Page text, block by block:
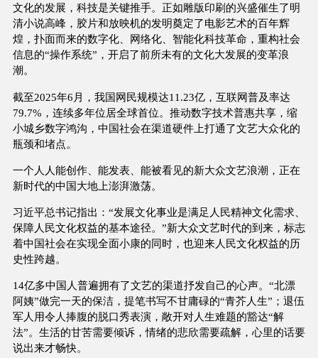
文化的发展，科技是关键推手。正如雕版印刷的兴盛催生了明
清小说高峰，胶片和放映机的发明奠定了电影艺术的百年辉
煌，扑面而来的数字化、网络化、智能化科技革命，重构社会
信息的“操作系统”，开启了前所未有的文化大发展的变革浪
潮。
截至2025年6月，我国网民规模达11.23亿，互联网普及率达
79.7%，连续多年位居全球首位。推动数字技术普惠共享，缩
小城乡数字鸿沟，中国社会在渠道硬件上打通了文艺大众化的
瓶颈和堵点。
一个人人能创作、能发表、能被看见的新大众文艺浪潮，正在
新时代的中国大地上澎湃激荡。
习近平总书记指出：“发展文化事业是满足人民精神文化需求、
保障人民文化权益的基本途径。”新大众文艺时代的到来，标志
着中国社会在实现全面小康的同时，也迎来人民文化权益的历
史性跨越。
14亿多中国人普遍拥有了文艺的渠道抒发自己的心声。“北漂
阿姨”做完一天的保洁，提笔书写不甘庸碌的“青芥人生”；退伍
军人用令人捧腹的脱口秀表演，敞开对人生难题的豁达“解
法”。生活的甘苦需要倾诉，情绪的悲欣需要疏解，心里的话要
说出来才畅快。